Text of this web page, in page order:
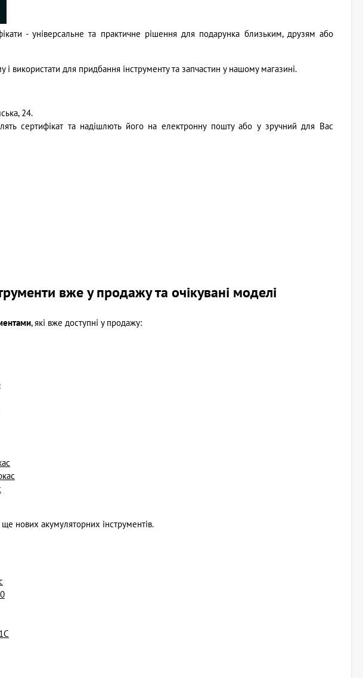
- універсальне та практичне рішення для подарунка близьким, друзям або
використати для придбання інструменту та запчастин у нашому магазині.
24.
сертифікат та надішлють його на електронну пошту або у зручний для Вас
вже у продажу та очікувані моделі
, які вже доступні у продажу:
ще нових акумуляторних інструментів.